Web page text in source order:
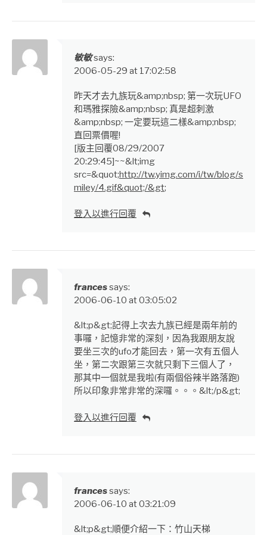
敏敏says:
2006-05-29 at 17:02:58
昨天才去九族玩&amp;nbsp; 第一次玩UFO
和瑪雅探險&amp;nbsp; 真是超刺激
&amp;nbsp; 一定要玩這二樣&amp;nbsp;
直回票價喔!
[版主回覆08/29/2007
20:29:45]~~&lt;img
src=&quot;http://tw.yimg.com/i/tw/blog/s
miley/4.gif&quot;/&gt;
登入以進行回覆
francessays:
2006-06-10 at 03:05:02
&lt;p&gt;記得上次去九族已經是兩年前的
事囉，記憶非常的深刻，因為我跟朋友說
要坐三次的ufo才能回去，第一次有五個人
坐，第二次跟第三次就只剩下三個人了，
那其中一個就是我啦(有兩個俗辣半路落跑)
所以印象非常非常的深囉。。。&lt;/p&gt;
登入以進行回覆
francessays:
2006-06-10 at 03:21:09
&lt;p&gt;順便介紹一下：竹山天梯